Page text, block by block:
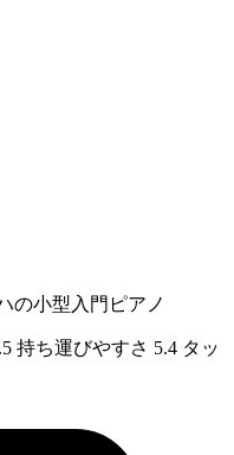
の小型入門ピアノ
持ち運びやすさ 5.4 タッ